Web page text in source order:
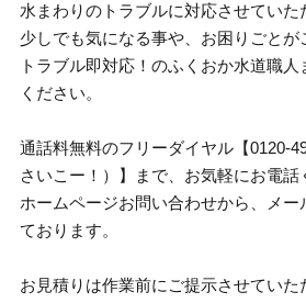
水まわりのトラブルに対応させていた
少しでも気になる事や、お困りごと
トラブル即対応！のふくおか水道職
ください。
通話料無料のフリーダイヤル【0120-
さいこー！）】まで、お気軽にお電話
ホームページお問い合わせから、メー
ております。
お見積りは作業前にご提示させていた